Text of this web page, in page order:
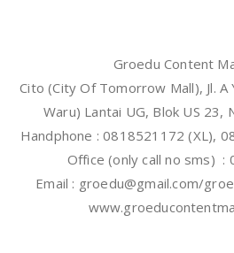
Groedu Content
Cito (City Of Tomorrow Mall), Jl. A
Waru) Lantai UG, Blok US 23,
Handphone : 0818521172 (XL),
Office (only call no sms) :
Email : groedu@gmail.com/